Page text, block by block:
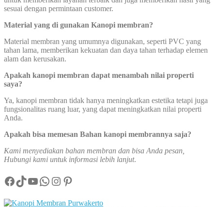
sesuai dengan permintaan customer.
Material yang di gunakan Kanopi membran?
Material membran yang umumnya digunakan, seperti PVC yang
tahan lama, memberikan kekuatan dan daya tahan terhadap elemen
alam dan kerusakan.
Apakah kanopi membran dapat menambah nilai properti
saya?
Ya, kanopi membran tidak hanya meningkatkan estetika tetapi juga
fungsionalitas ruang luar, yang dapat meningkatkan nilai properti
Anda.
Apakah bisa memesan Bahan kanopi membrannya saja?
Kami menyediakan bahan membran dan bisa Anda pesan,
Hubungi kami untuk informasi lebih lanjut.
Facebook
TikTok
YouTube
WhatsApp
Instagram
Pinterest